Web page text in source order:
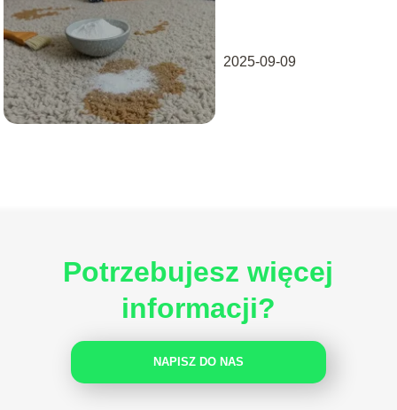
2025-09-09
Potrzebujesz więcej
informacji?
NAPISZ DO NAS